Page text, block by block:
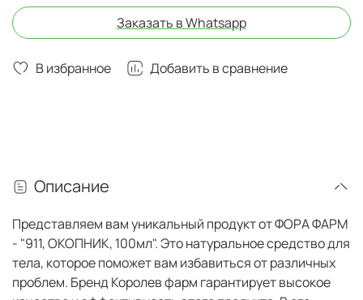
В избранное Добавить в сравнение
Заказать в Whatsapp
Описание
Представляем вам уникальный продукт от ФОРА ФАРМ
- "911, ОКОПНИК, 100мл". Это натуральное средство для
тела, которое поможет вам избавиться от различных
проблем. Бренд Королев фарм гарантирует высокое